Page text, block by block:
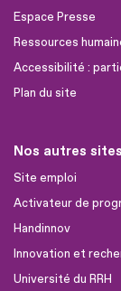
Espace Presse
Ressources
Accessibilité :
Plan du site
Nos autres sites
Site emploi
Activateur de
Handinnov
Innovation et
Université du RRH